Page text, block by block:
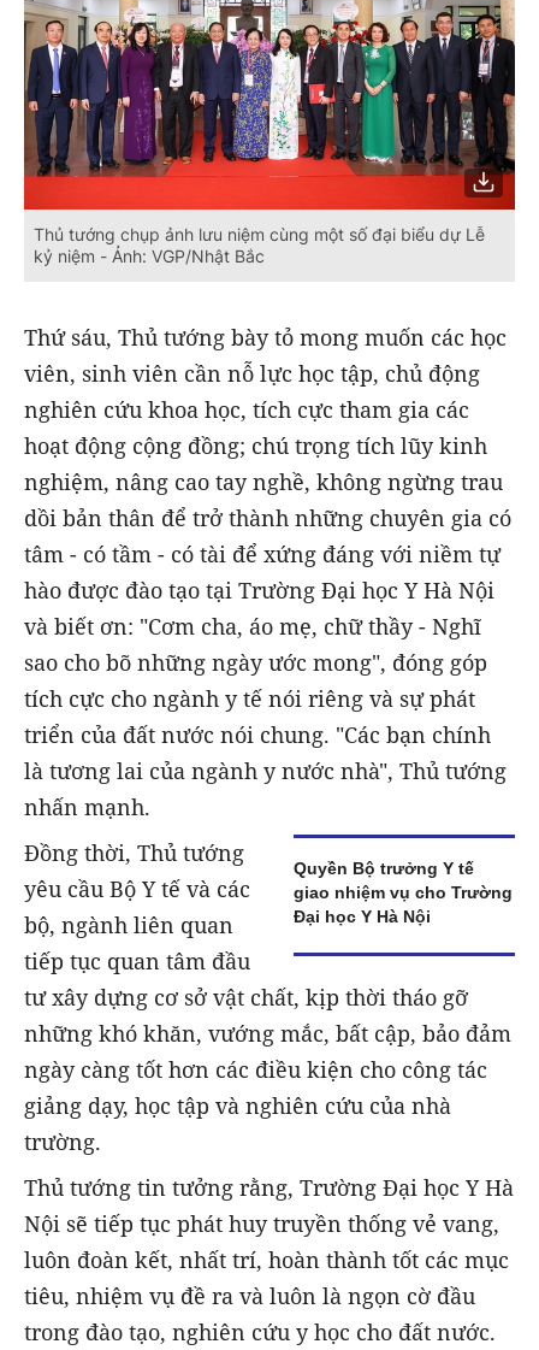
Thủ tướng chụp ảnh lưu niệm cùng một số đại biểu dự Lễ
kỷ niệm - Ảnh: VGP/Nhật Bắc
Thứ sáu, Thủ tướng bày tỏ mong muốn các học
viên, sinh viên cần nỗ lực học tập, chủ động
nghiên cứu khoa học, tích cực tham gia các
hoạt động cộng đồng; chú trọng tích lũy kinh
nghiệm, nâng cao tay nghề, không ngừng trau
dồi bản thân để trở thành những chuyên gia có
tâm - có tầm - có tài để xứng đáng với niềm tự
hào được đào tạo tại Trường Đại học Y Hà Nội
và biết ơn: "Cơm cha, áo mẹ, chữ thầy - Nghĩ
sao cho bõ những ngày ước mong", đóng góp
tích cực cho ngành y tế nói riêng và sự phát
triển của đất nước nói chung. "Các bạn chính
là tương lai của ngành y nước nhà", Thủ tướng
nhấn mạnh.
Quyền Bộ trưởng Y tế
giao nhiệm vụ cho Trường
Đại học Y Hà Nội
Đồng thời, Thủ tướng
yêu cầu Bộ Y tế và các
bộ, ngành liên quan
tiếp tục quan tâm đầu
tư xây dựng cơ sở vật chất, kịp thời tháo gỡ
những khó khăn, vướng mắc, bất cập, bảo đảm
ngày càng tốt hơn các điều kiện cho công tác
giảng dạy, học tập và nghiên cứu của nhà
trường.
Thủ tướng tin tưởng rằng, Trường Đại học Y Hà
Nội sẽ tiếp tục phát huy truyền thống vẻ vang,
luôn đoàn kết, nhất trí, hoàn thành tốt các mục
tiêu, nhiệm vụ đề ra và luôn là ngọn cờ đầu
trong đào tạo, nghiên cứu y học cho đất nước.